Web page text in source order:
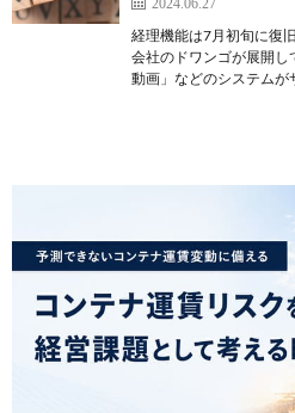
経理機能は7月初旬に復
会社のドワンゴが展開し
動画」などのシステム